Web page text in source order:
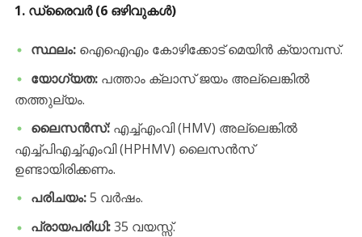
1. ഡ്രൈവർ (6 ഒഴിവുകൾ)
സ്ഥലം:ഐഐഎം കോഴിക്കോട് മെയിൻ ക്യാമ്പസ്.
യോഗ്യത:പത്താം ക്ലാസ് ജയം അല്ലെങ്കിൽ
തത്തുല്യം.
ലൈസൻസ്:എച്ച്എംവി (HMV) അല്ലെങ്കിൽ
എച്ച്പിഎച്ച്എംവി (HPHMV) ലൈസൻസ്
ഉണ്ടായിരിക്കണം.
പരിചയം:5 വർഷം.
പ്രായപരിധി:35 വയസ്സ്.